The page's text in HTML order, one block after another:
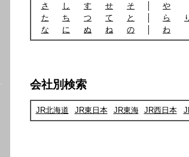
さ
し す せ そ や
た
ち つ て と ら
な
に ぬ ね の わ
会社別検索
JR北海道 JR東日本 JR東海 JR西日本